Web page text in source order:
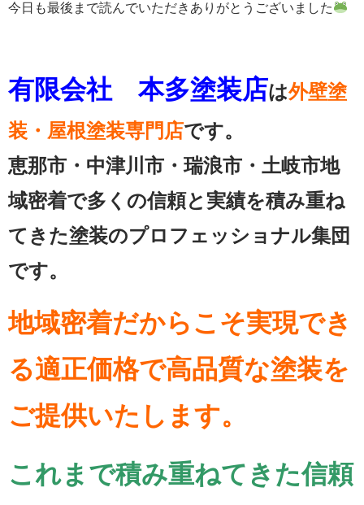
今日も最後まで読んでいただきありがとうございました
有限会社 本多塗装店は外壁塗
装・屋根塗装専門店です。
恵那市・中津川市・瑞浪市・土岐市地
域密着で多くの信頼と実績を積み重ね
てきた塗装のプロフェッショナル集団
です。
地域密着だからこそ実現でき
る適正価格で高品質な塗装を
ご提供いたします。
これまで積み重ねてきた信頼